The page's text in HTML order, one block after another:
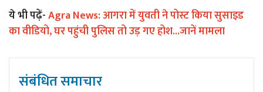
ये भी पढ़ें-Agra News: आगरा में युवती ने पोस्ट किया सुसाइड
का वीडियो, घर पहुंची पुलिस तो उड़ गए होश...जानें मामला
संबंधित समाचार